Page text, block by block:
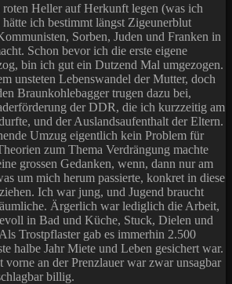
Heller auf Herkunft legen (was ich
ich bestimmt längst Zigeunerblut
Sorben, Juden und Franken in
Schon bevor ich die erste eigene
bin ich gut ein Dutzend Mal umgezogen.
unsteten Lebenswandel der Mutter, doch
Braunkohlebagger trugen dazu bei,
der DDR, die ich kurzzeitig am
und der Auslandsaufenthalt der Eltern.
Umzug eigentlich kein Problem für
zum Thema Verdrängung machte
grossen Gedanken, wenn, dann nur am
um mich herum passierte, konkret in diese
Ich war jung, und Jugend braucht
Ärgerlich war lediglich die Arbeit,
in Bad und Küche, Stuck, Dielen und
Trostpflaster gab es immerhin 2.500
halbe Jahr Miete und Leben gesichert war.
an der Prenzlauer war zwar unsagbar
billig.